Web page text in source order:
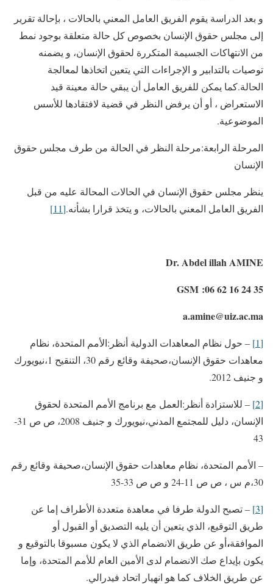
و بعد الدراسة يقوم الفريق العامل المعني بالحالات ، بإحالة تقرير
إلى مجلس حقوق الإنسان بخصوص كل حالة متعلقة بوجود نمط
من الانتهاكات الجسيمة المتكررة لحقوق الإنسان، و يضمنه
توصيات بالتدابير و الإجراءات التي يتعين اتخاذها لمعالجة
الحالة.كما يمكن للفريق العامل أن يبقي حالة معينة قيد
الاستعراض ، أو أن يرفض النظر في قضية لافتقادها للأسس
الموضوعية.
المرحلة الرابعة:مرحلة النظر في الحالة من طرف مجلس حقوق
الإنسان
ينظر مجلس حقوق الإنسان في الحالات المحالة عليه من قبل
الفريق العامل المعني بالحالات، و يتخذ قرارا بشأنه.[11]
Dr. Abdel illah AMINE
GSM :06 62 16 24 35
a.amine@uiz.ac.ma
[1]
– حول نظام المعاهدات الدولية أنظر:الأمم المتحدة، نظام
معاهدات حقوق الإنسان،صحيفة وقائع رقم 30، التنقيح 1،نيويورك
و جنيف 2012.
[2]
– للاستزادة أنظر:العمل مع برنامج الأمم المتحدة لحقوق
الإنسان، دليل للمجتمع المدني،نيويورك و جنيف 2008، ص ص 31-
43
– الأمم المتحدة، نظام معاهدات حقوق الإنسان،صحيفة وقائع رقم
30،م س ، ص ص 11-24 و ص ص 33-35
[3]
– تصبح الدولة طرفا في معاهدة متعددة الأطراف إما عن
طريق التوقيع، الذي يتعين أن يليه التصديق أو القبول أو
الموافقة،أو عن طريق الانضمام الذي لا يكون مسبوقا بالتوقيع و
يكون بإيداع صك الانضمام لدى الأمين العام للأمم المتحدة، وإما
عن طريق الخلاف كما هو انهيار اتحاد فيدرالي.